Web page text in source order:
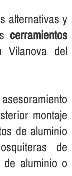
alternativas y
cerramientos
del
montaje
de aluminio
de
de aluminio o